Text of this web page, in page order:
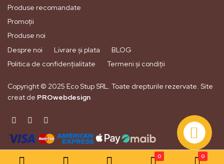
Produse recomandate
Promoții
Produse noi
Despre noi
Livrare și plata
BLOG
Politica de confidențialitate
Termeni și condiții
Copyright © 2025 Eco Stup SRL. Toate drepturile rezervate. Site
creat de PROwebdesign
0 0